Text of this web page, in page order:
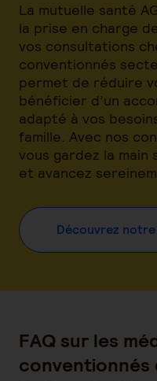
La mutuelle santé
la prise en charge
vos consultations
conventionnés
permet de réduire
bénéficier d’un
adapté à vos
famille. Avec nos
vous gardez la main
et avancez
Découvrez
FAQ sur les
conventionnés